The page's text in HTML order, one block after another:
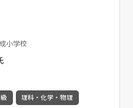
小学校
理科・化学・物理